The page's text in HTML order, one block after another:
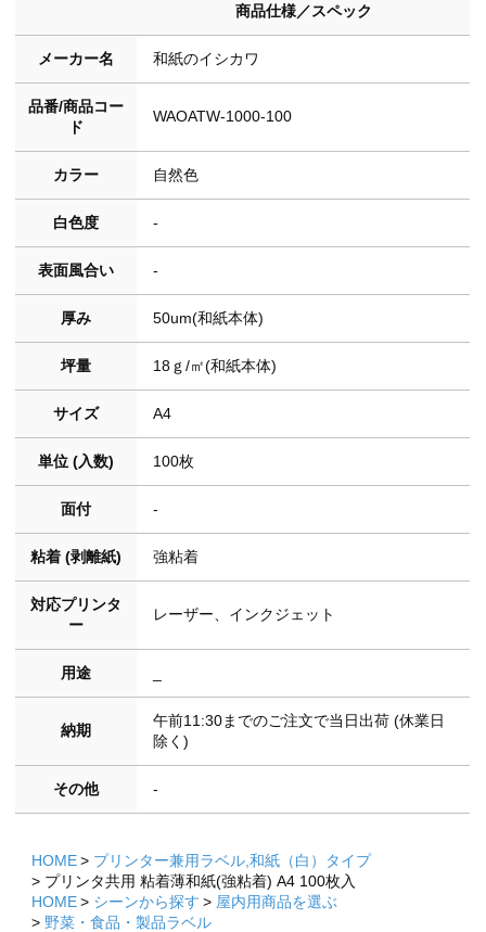
商品仕様／スペック
メーカー名 和紙のイシカワ
品番/商品コー
ド
WAOATW-1000-100
カラー 自然色
白色度 -
表面風合い -
厚み 50um(和紙本体)
坪量 18ｇ/㎡(和紙本体)
サイズ A4
単位 (入数) 100枚
面付 -
粘着 (剥離紙) 強粘着
対応プリンタ
ー
レーザー、インクジェット
用途
納期
午前11:30までのご注文で当日出荷 (休業日
除く)
その他 -
HOME
プリンター兼用ラベル,和紙（白）タイプ
プリンタ共用 粘着薄和紙(強粘着) A4 100枚入
HOME
シーンから探す
屋内用商品を選ぶ
野菜・食品・製品ラベル